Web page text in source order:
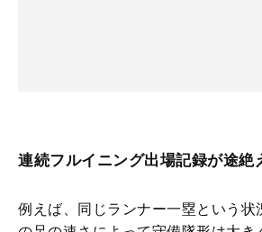
連続フルイニング出場記録が途絶
例えば、同じランナー一塁という状